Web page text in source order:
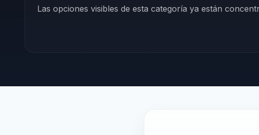
Las opciones visibles de esta categoría ya están